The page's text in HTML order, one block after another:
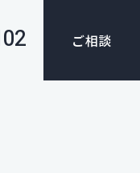
ご相談